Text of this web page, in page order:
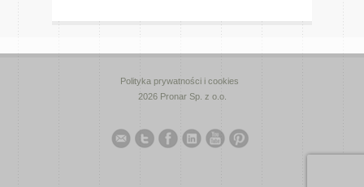
Polityka prywatności i cookies
2026 Pronar Sp. z o.o.